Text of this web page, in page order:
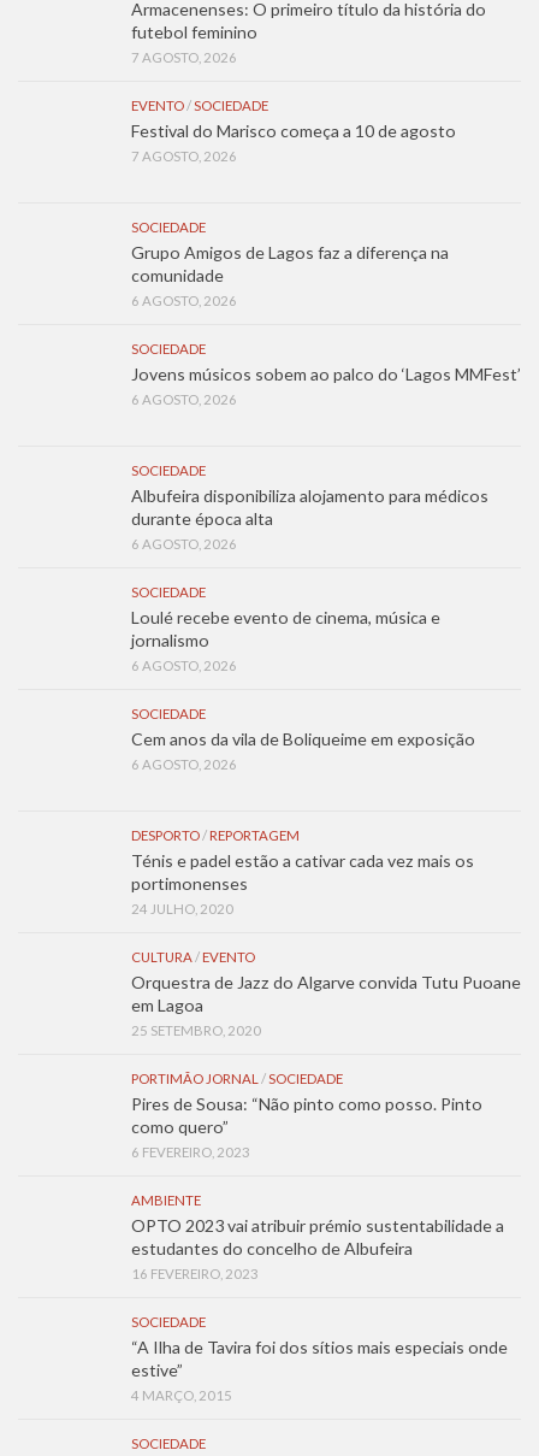
Armacenenses: O primeiro título da história do
futebol feminino
7 AGOSTO, 2026
EVENTO/SOCIEDADE
Festival do Marisco começa a 10 de agosto
7 AGOSTO, 2026
SOCIEDADE
Grupo Amigos de Lagos faz a diferença na
comunidade
6 AGOSTO, 2026
SOCIEDADE
Jovens músicos sobem ao palco do ‘Lagos MMFest’
6 AGOSTO, 2026
SOCIEDADE
Albufeira disponibiliza alojamento para médicos
durante época alta
6 AGOSTO, 2026
SOCIEDADE
Loulé recebe evento de cinema, música e
jornalismo
6 AGOSTO, 2026
SOCIEDADE
Cem anos da vila de Boliqueime em exposição
6 AGOSTO, 2026
DESPORTO/ REPORTAGEM
Ténis e padel estão a cativar cada vez mais os
portimonenses
24 JULHO, 2020
CULTURA/ EVENTO
Orquestra de Jazz do Algarve convida Tutu Puoane
em Lagoa
25 SETEMBRO, 2020
PORTIMÃO JORNAL /SOCIEDADE
Pires de Sousa: “Não pinto como posso. Pinto
como quero”
6 FEVEREIRO, 2023
AMBIENTE
OPTO 2023 vai atribuir prémio sustentabilidade a
estudantes do concelho de Albufeira
16 FEVEREIRO, 2023
SOCIEDADE
“A Ilha de Tavira foi dos sítios mais especiais onde
estive”
4 MARÇO, 2015
SOCIEDADE